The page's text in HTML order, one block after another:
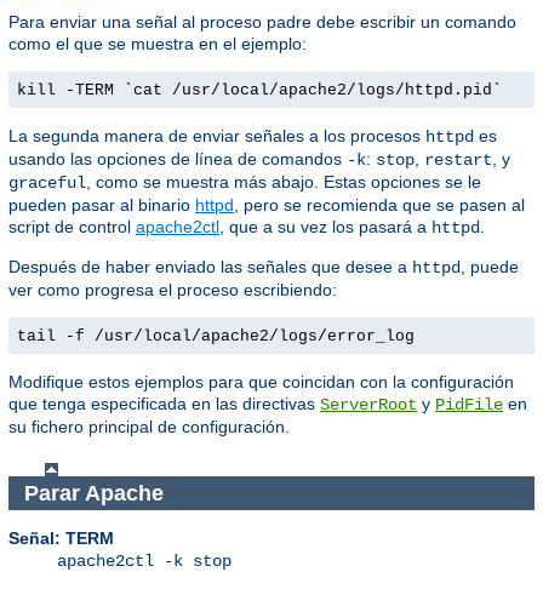
Para enviar una señal al proceso padre debe escribir un comando
como el que se muestra en el ejemplo:
kill -TERM `cat /usr/local/apache2/logs/httpd.pid`
La segunda manera de enviar señales a los procesos httpd es
usando las opciones de línea de comandos -k: stop restart , y
graceful , como se muestra más abajo. Estas opciones se le
pueden pasar al binario httpd , pero se recomienda que se pasen al
script de control apache2ctl , que a su vez los pasará a httpd
Después de haber enviado las señales que desee a httpd
, puede
ver como progresa el proceso escribiendo:
tail -f /usr/local/apache2/logs/error_log
Modifique estos ejemplos para que coincidan con la configuración
que tenga especificada en las directivas ServerRoot y PidFile en
su fichero principal de configuración.
Parar Apache
Señal: TERM
apache2ctl -k stop